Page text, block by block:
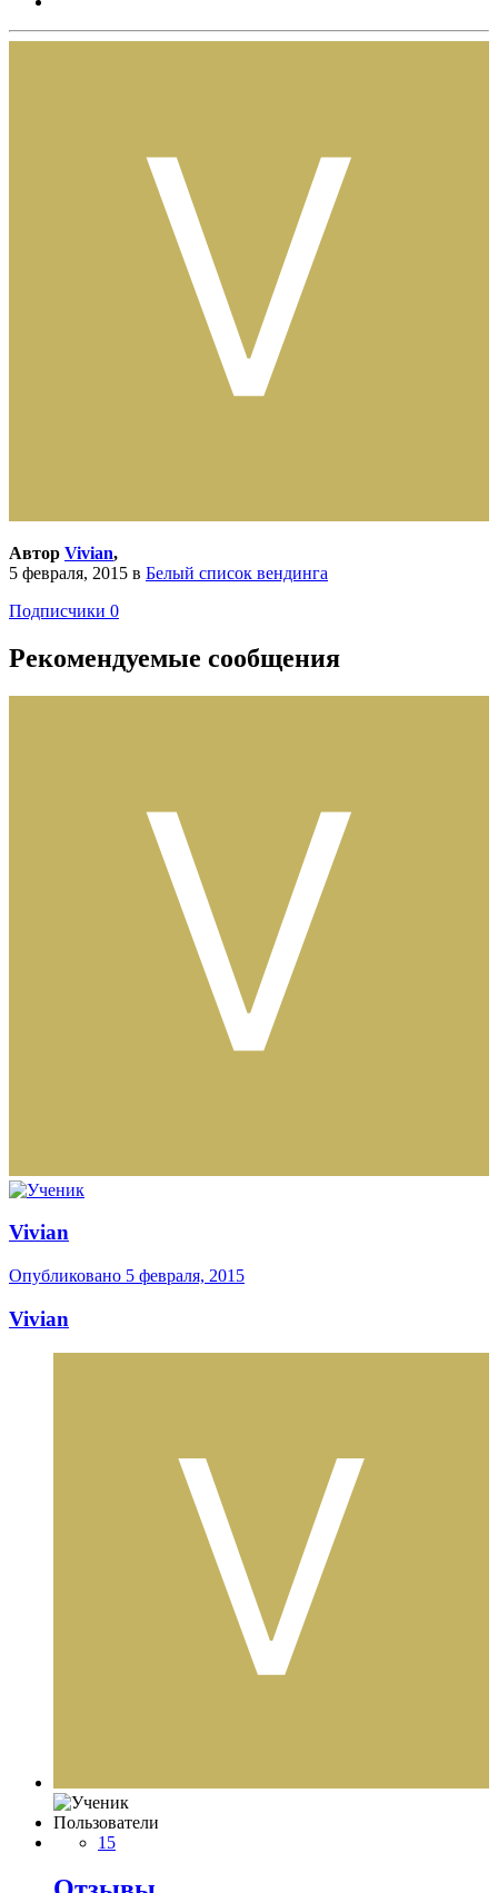
Автор Vivian,
5 февраля, 2015 в Белый список вендинга
Подписчики 0
Рекомендуемые сообщения
Vivian
Опубликовано 5 февраля, 2015
Vivian
Пользователи
15